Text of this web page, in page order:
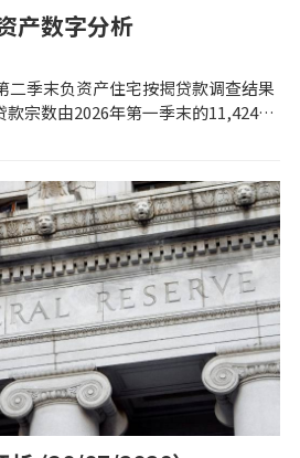
险
产数字分析
二季末负资产住宅按揭贷款调查结果
宗数由2026年第一季末的11,424